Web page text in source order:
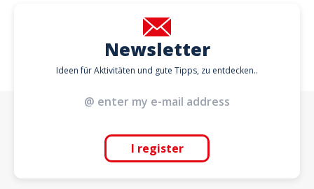
Newsletter
Ideen für Aktivitäten und gute Tipps, zu entdecken..
I register